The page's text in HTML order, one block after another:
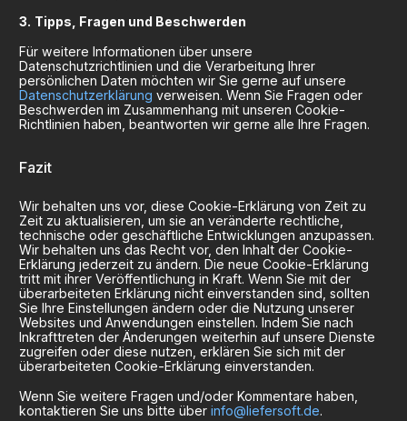
Tipps, Fragen und Beschwerden
Für weitere Informationen über unsere
Datenschutzrichtlinien und die Verarbeitung Ihrer
persönlichen Daten möchten wir Sie gerne auf unsere
Datenschutzerklärung verweisen. Wenn Sie Fragen oder
Beschwerden im Zusammenhang mit unseren Cookie-
Richtlinien haben, beantworten wir gerne alle Ihre Fragen.
Fazit
Wir behalten uns vor, diese Cookie-Erklärung von Zeit zu
Zeit zu aktualisieren, um sie an veränderte rechtliche,
technische oder geschäftliche Entwicklungen anzupassen.
Wir behalten uns das Recht vor, den Inhalt der Cookie-
Erklärung jederzeit zu ändern. Die neue Cookie-Erklärung
tritt mit ihrer Veröffentlichung in Kraft. Wenn Sie mit der
überarbeiteten Erklärung nicht einverstanden sind, sollten
Sie Ihre Einstellungen ändern oder die Nutzung unserer
Websites und Anwendungen einstellen. Indem Sie nach
Inkrafttreten der Änderungen weiterhin auf unsere Dienste
zugreifen oder diese nutzen, erklären Sie sich mit der
überarbeiteten Cookie-Erklärung einverstanden.
Wenn Sie weitere Fragen und/oder Kommentare haben,
kontaktieren Sie uns bitte über info@liefersoft.de.